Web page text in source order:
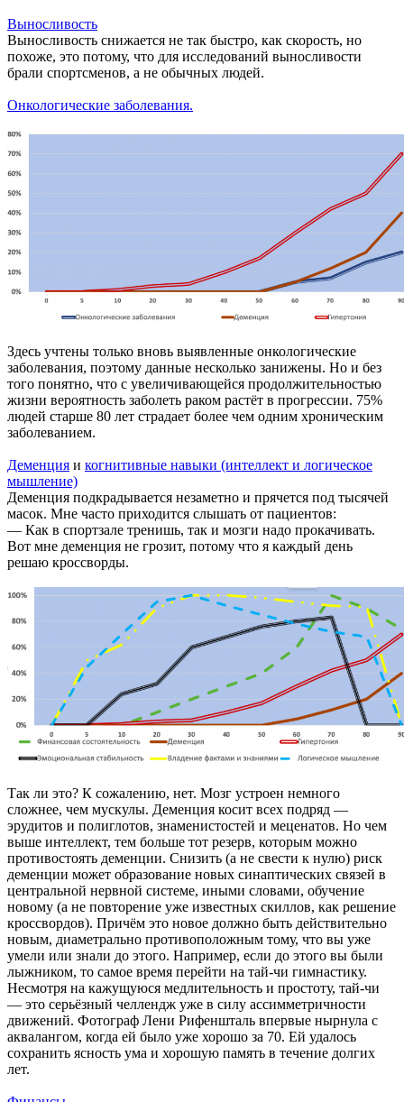
Выносливость
Выносливость снижается не так быстро, как скорость, но
похоже, это потому, что для исследований выносливости
брали спортсменов, а не обычных людей.
Онкологические заболевания.
Здесь учтены только вновь выявленные онкологические
заболевания, поэтому данные несколько занижены. Но и без
того понятно, что с увеличивающейся продолжительностью
жизни вероятность заболеть раком растёт в прогрессии. 75%
людей старше 80 лет страдает более чем одним хроническим
заболеванием.
Деменция и когнитивные навыки (интеллект и логическое
мышление)
Деменция подкрадывается незаметно и прячется под тысячей
масок. Мне часто приходится слышать от пациентов:
— Как в спортзале тренишь, так и мозги надо прокачивать.
Вот мне деменция не грозит, потому что я каждый день
решаю кроссворды.
Так ли это? К сожалению, нет. Мозг устроен немного
сложнее, чем мускулы. Деменция косит всех подряд —
эрудитов и полиглотов, знаменистостей и меценатов. Но чем
выше интеллект, тем больше тот резерв, которым можно
противостоять деменции. Снизить (а не свести к нулю) риск
деменции может образование новых синаптических связей в
центральной нервной системе, иными словами, обучение
новому (а не повторение уже известных скиллов, как решение
кроссвордов). Причём это новое должно быть действительно
новым, диаметрально противоположным тому, что вы уже
умели или знали до этого. Например, если до этого вы были
лыжником, то самое время перейти на тай-чи гимнастику.
Несмотря на кажущуюся медлительность и простоту, тай-чи
— это серьёзный челлендж уже в силу ассимметричности
движений. Фотограф Лени Рифеншталь впервые нырнула с
аквалангом, когда ей было уже хорошо за 70. Ей удалось
сохранить ясность ума и хорошую память в течение долгих
лет.